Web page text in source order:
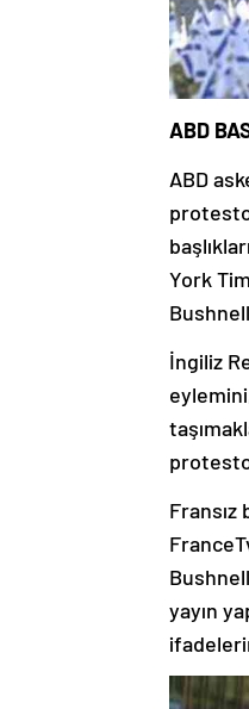
ABD
ABD
York
İngiliz
Fransız
yayın